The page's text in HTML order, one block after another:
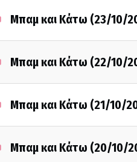
Μπαμ και Κάτω (23/10/
Μπαμ και Κάτω (22/10/
Μπαμ και Κάτω (21/10/
Μπαμ και Κάτω (20/10/